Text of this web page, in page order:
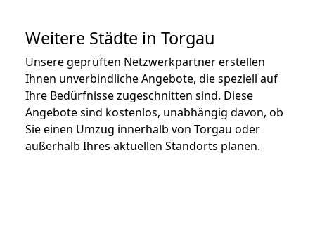
Weitere Städte in Torgau
Unsere geprüften Netzwerkpartner erstellen
Ihnen unverbindliche Angebote, die speziell auf
Ihre Bedürfnisse zugeschnitten sind. Diese
Angebote sind kostenlos, unabhängig davon, ob
Sie einen Umzug innerhalb von Torgau oder
außerhalb Ihres aktuellen Standorts planen.